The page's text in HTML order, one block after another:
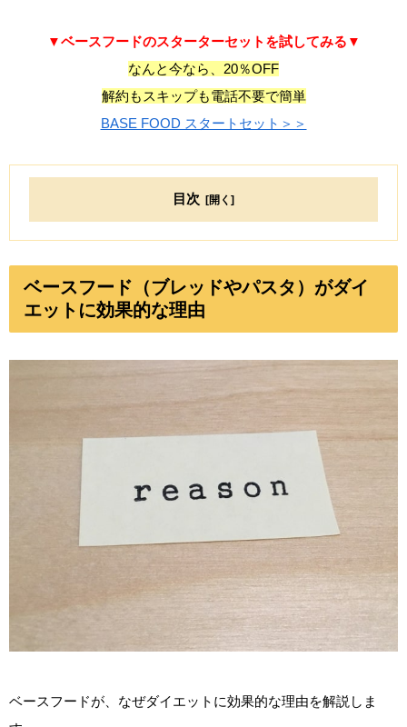
▼ベースフードのスターターセットを試してみる▼
なんと今なら、20％OFF
解約もスキップも電話不要で簡単
BASE FOOD スタートセット＞＞
目次
ベースフード（ブレッドやパスタ）がダイ
エットに効果的な理由
ベースフードが、なぜダイエットに効果的な理由を解説しま